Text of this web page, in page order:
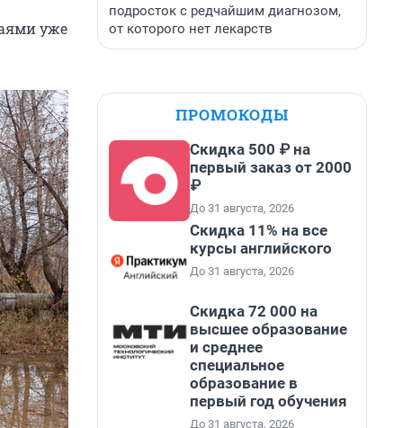
уже
подросток с редчайшим диагнозом,
от которого нет лекарств
ПРОМОКОДЫ
Скидка 500 ₽ на
первый заказ от 2000
₽
До 31 августа, 2026
Скидка 11% на все
курсы английского
До 31 августа, 2026
Скидка 72 000 на
высшее образование
и среднее
специальное
образование в
первый год обучения
До 31 августа, 2026